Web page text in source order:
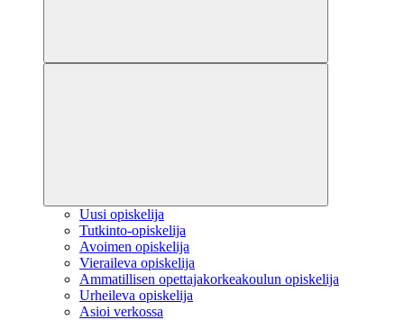
Uusi opiskelija
Tutkinto-opiskelija
Avoimen opiskelija
Vieraileva opiskelija
Ammatillisen opettajakorkeakoulun opiskelija
Urheileva opiskelija
Asioi verkossa